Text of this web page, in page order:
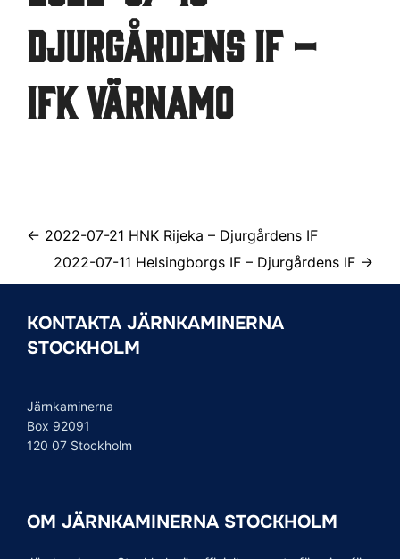
Djurgårdens IF –
IFK Värnamo
← 2022-07-21 HNK Rijeka – Djurgårdens IF
2022-07-11 Helsingborgs IF – Djurgårdens IF →
KONTAKTA JÄRNKAMINERNA
STOCKHOLM
Järnkaminerna
Box 92091
120 07 Stockholm
OM JÄRNKAMINERNA STOCKHOLM